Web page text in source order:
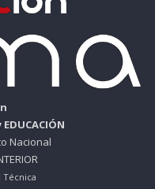
Nacional
Técnica